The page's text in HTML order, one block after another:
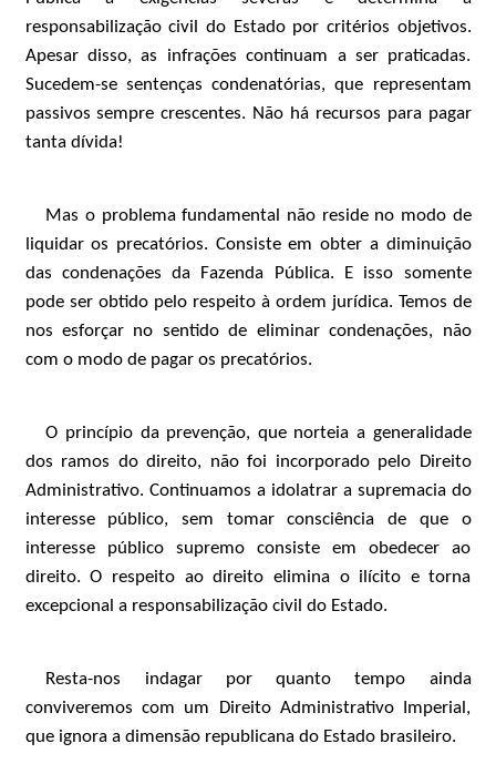
responsabilização civil do Estado por critérios objetivos.
Apesar disso, as infrações continuam a ser praticadas.
Sucedem-se sentenças condenatórias, que representam
passivos sempre crescentes. Não há recursos para pagar
tanta dívida!
Mas o problema fundamental não reside no modo de
liquidar os precatórios. Consiste em obter a diminuição
das condenações da Fazenda Pública. E isso somente
pode ser obtido pelo respeito à ordem jurídica. Temos de
nos esforçar no sentido de eliminar condenações, não
com o modo de pagar os precatórios.
O princípio da prevenção, que norteia a generalidade
dos ramos do direito, não foi incorporado pelo Direito
Administrativo. Continuamos a idolatrar a supremacia do
interesse público, sem tomar consciência de que o
interesse público supremo consiste em obedecer ao
direito. O respeito ao direito elimina o ilícito e torna
excepcional a responsabilização civil do Estado.
Resta-nos indagar por quanto tempo ainda
conviveremos com um Direito Administrativo Imperial,
que ignora a dimensão republicana do Estado brasileiro.